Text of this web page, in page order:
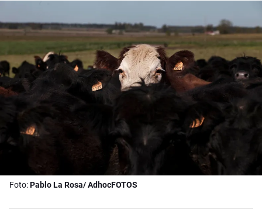
Foto:Pablo La Rosa/ AdhocFOTOS